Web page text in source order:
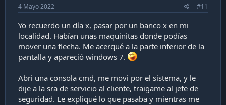
4 Mayo 2022 #11
Yo recuerdo un día x, pasar por un banco x en mi
localidad. Habían unas maquinitas donde podías
mover una flecha. Me acerqué a la parte inferior de la
pantalla y apareció windows 7.
Abri una consola cmd, me movi por el sistema, y le
dije a la sra de servicio al cliente, traigame al jefe de
seguridad. Le expliqué lo que pasaba y mientras me